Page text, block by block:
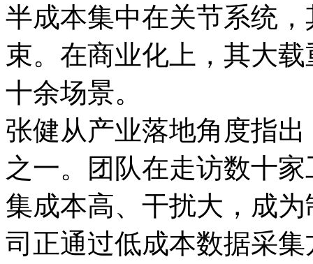
半成本集中在关节系统
束。在商业化上，其大
十余场景。
张健从产业落地角度指
之一。团队在走访数十
集成本高、干扰大，成
司正通过低成本数据采